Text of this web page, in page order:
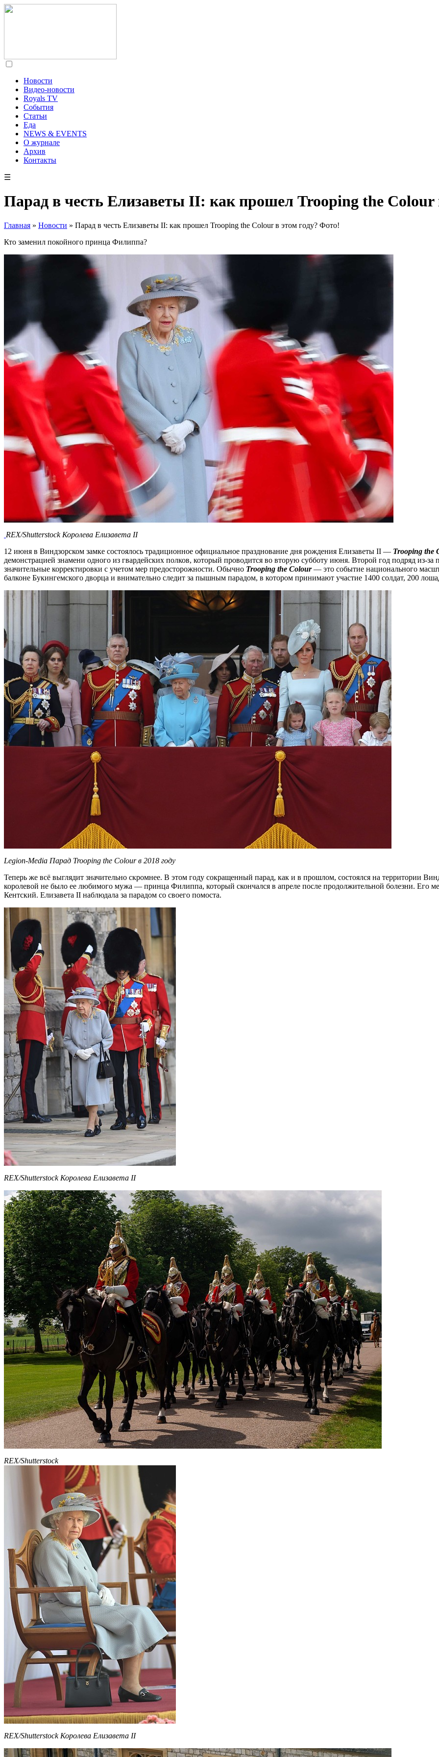
Новости
Видео-новости
Royals TV
События
Статьи
Еда
NEWS & EVENTS
О журнале
Архив
Контакты
☰
Парад в честь Елизаветы II: как прошел Trooping the Colour
Главная » Новости » Парад в честь Елизаветы II: как прошел Trooping the Colour в этом году? Фото!
Кто заменил покойного принца Филиппа?
REX/Shutterstock Королева Елизавета II
12 июня в Виндзорском замке состоялось традиционное официальное празднование дня рождения Елизаветы II — Trooping the
демонстрацией знамени одного из гвардейских полков, который проводится во вторую субботу июня. Второй год подряд из-за
значительные корректировки с учетом мер предосторожности. Обычно Trooping the Colour— это событие национального
балконе Букингемского дворца и внимательно следит за пышным парадом, в котором принимают участие 1400 солдат, 200
Legion-Media Парад Trooping the Colourв 2018 году
Теперь же всё выглядит значительно скромнее. В этом году сокращенный парад, как и в прошлом, состоялся на территории
королевой не было ее любимого мужа — принца Филиппа, который скончался в апреле после продолжительной болезни. Его
Кентский. Елизавета II наблюдала за парадом со своего помоста.
REX/Shutterstock Королева Елизавета II
REX/Shutterstock
REX/Shutterstock Королева Елизавета II